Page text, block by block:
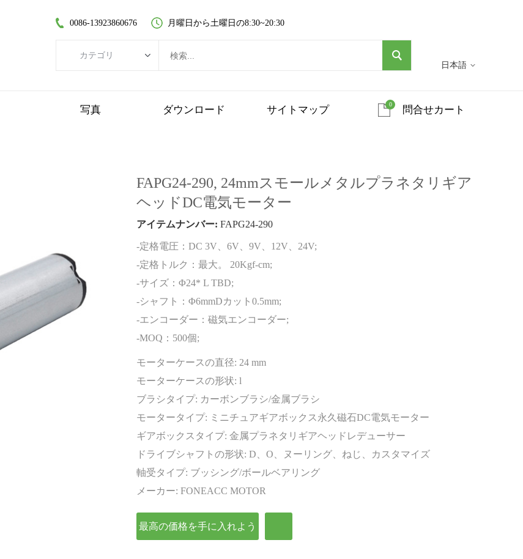
日本語
0086-13923860676 月曜日から土曜日の8:30~20:30
カテゴリ
コアレスブラシレスモーター
プラスチックギヤードモーター
ワームギヤードモーター
エンコーダー
写真 ダウンロード サイトマップ 問合せカート
0
FAPG24-290, 24mmスモールメタルプラネタリギア
ヘッドDC電気モーター
アイテムナンバー: FAPG24-290
-定格電圧：DC 3V、6V、9V、12V、24V;
-定格トルク：最大。 20Kgf-cm;
-サイズ：Φ24* L TBD;
-シャフト：Φ6mmDカット0.5mm;
-エンコーダー：磁気エンコーダー;
-MOQ：500個;
モーターケースの直径: 24 mm
モーターケースの形状: l
ブラシタイプ: カーボンブラシ/金属ブラシ
モータータイプ: ミニチュアギアボックス永久磁石DC電気モーター
ギアボックスタイプ: 金属プラネタリギアヘッドレデューサー
ドライブシャフトの形状: D、O、ヌーリング、ねじ、カスタマイズ
軸受タイプ: ブッシング/ボールベアリング
メーカー: FONEACC MOTOR
最高の価格を手に入れよう